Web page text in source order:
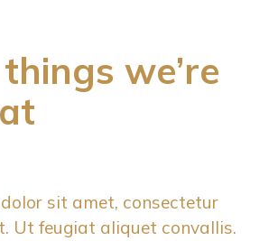
we’re
sit amet, consectetur
Ut feugiat aliquet convallis.